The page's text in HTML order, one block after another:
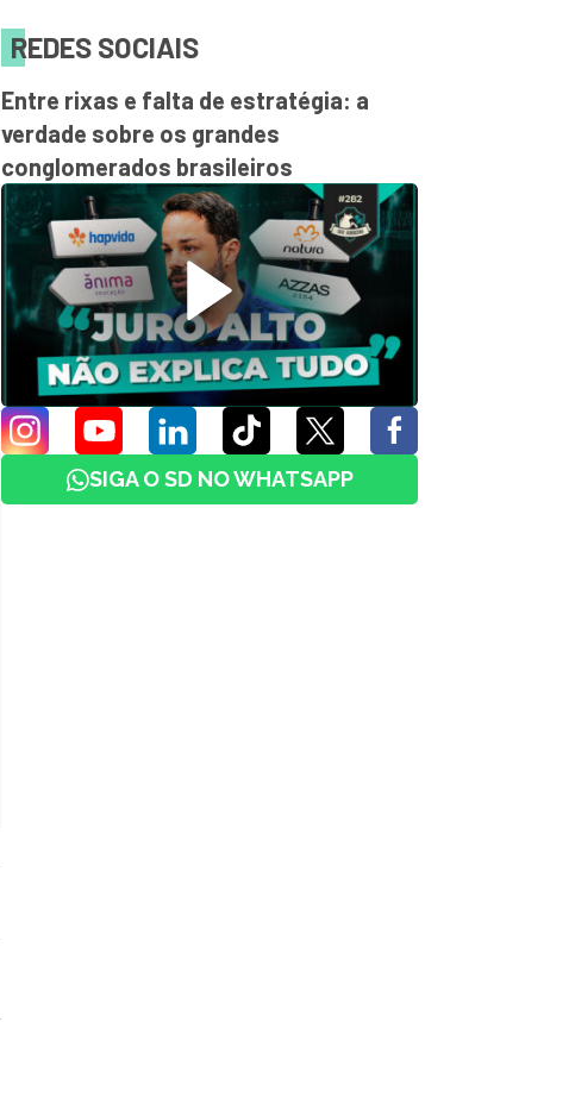
REDES SOCIAIS
Entre rixas e falta de estratégia: a
verdade sobre os grandes
conglomerados brasileiros
SIGA O SD NO WHATSAPP